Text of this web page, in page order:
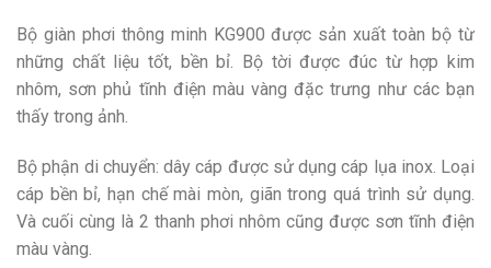
Bộ giàn phơi thông minh KG900 được sản xuất toàn bộ từ
những chất liệu tốt, bền bỉ. Bộ tời được đúc từ hợp kim
nhôm, sơn phủ tĩnh điện màu vàng đặc trưng như các bạn
thấy trong ảnh.
Bộ phận di chuyển: dây cáp được sử dụng cáp lụa inox. Loại
cáp bền bỉ, hạn chế mài mòn, giãn trong quá trình sử dụng.
Và cuối cùng là 2 thanh phơi nhôm cũng được sơn tĩnh điện
màu vàng.